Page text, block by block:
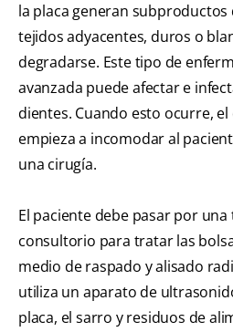
la placa generan subproductos
tejidos adyacentes, duros o
degradarse. Este tipo de
avanzada puede afectar e
dientes. Cuando esto ocurre, el
empieza a incomodar al
una cirugía.
El paciente debe pasar por
consultorio para tratar las
medio de raspado y alisado
utiliza un aparato de
placa, el sarro y residuos de